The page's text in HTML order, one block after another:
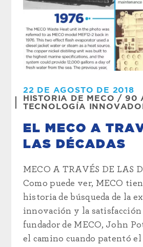
22 DE AGOSTO DE 2018
HISTORIA DE MECO / 90
TECNOLOGÍA
EL MECO A
LAS DÉCADAS
MECO A TRAVÉS DE LAS
Como puede ver, MECO
historia de búsqueda de la
innovación y la
fundador de MECO, John
el camino cuando patentó el